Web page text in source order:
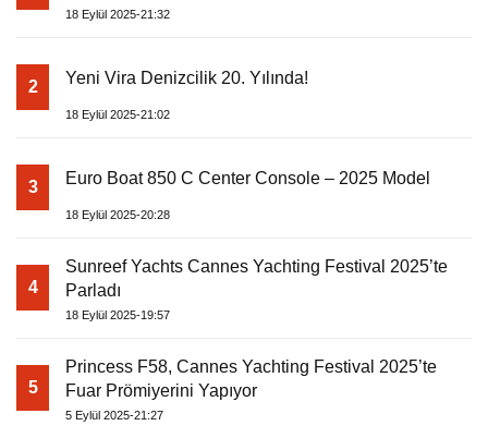
18 Eylül 2025-21:32
2 Yeni Vira Denizcilik 20. Yılında!
18 Eylül 2025-21:02
3 Euro Boat 850 C Center Console – 2025 Model
18 Eylül 2025-20:28
4
Sunreef Yachts Cannes Yachting Festival 2025’te
Parladı
18 Eylül 2025-19:57
5
Princess F58, Cannes Yachting Festival 2025’te
Fuar Prömiyerini Yapıyor
5 Eylül 2025-21:27